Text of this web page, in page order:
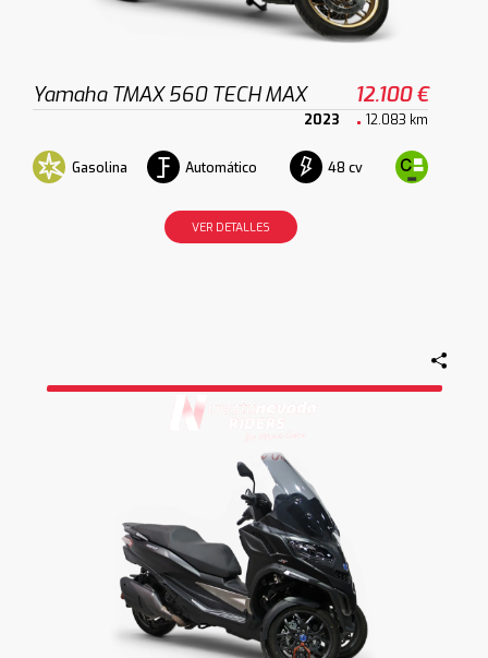
Yamaha TMAX 560 TECH MAX 12.100 €
2023 12.083 km
Gasolina Automático 48 cv
VER DETALLES